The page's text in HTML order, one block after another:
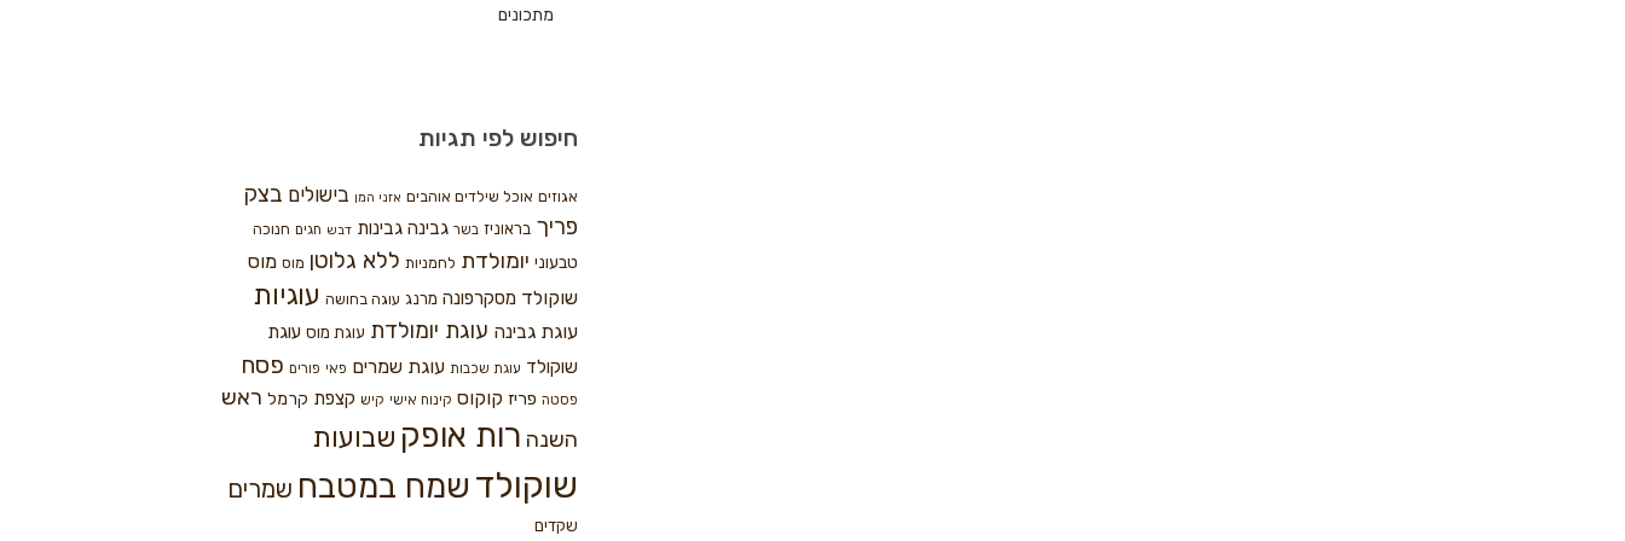
מתכונים
חיפוש לפי תגיות
אגוזים אוכל שילדים אוהבים אזני המן בישולים בצק
פריך בראוניז בשר גבינה גבינות דבש חגים חנוכה
טבעוני יומולדת לחמניות ללא גלוטן מוס מוס
שוקולד מסקרפונה מרנג עוגה בחושה עוגיות
עוגת גבינה עוגת יומולדת עוגת מוס עוגת
שוקולד עוגת שכבות עוגת שמרים פאי פורים פסח
פסטה פריז קוקוס קינוח אישי קיש קצפת קרמל ראש
השנה רות אופק שבועות
שוקולד שמח במטבח שמרים
שקדים